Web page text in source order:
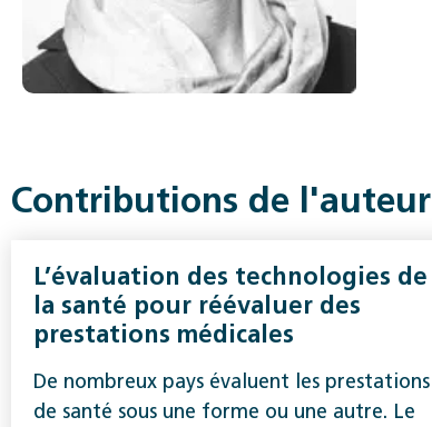
Contributions de l'auteur
L’évaluation des technologies de
la santé pour réévaluer des
prestations médicales
De nombreux pays évaluent les prestations
de santé sous une forme ou une autre. Le